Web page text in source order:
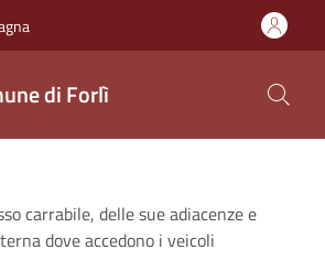
di Forlì
carrabile, delle sue adiacenze e
dove accedono i veicoli